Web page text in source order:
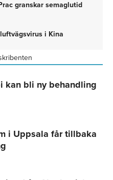
granskar semaglutid
i Kina
kan bli ny behandling
i Uppsala får tillbaka